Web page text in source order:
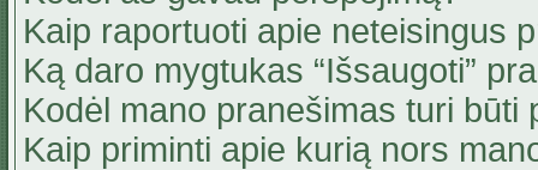
Kaip raportuoti apie neteisingus
Ką daro mygtukas “Išsaugoti”
Kodėl mano pranešimas turi būti
Kaip priminti apie kurią nors